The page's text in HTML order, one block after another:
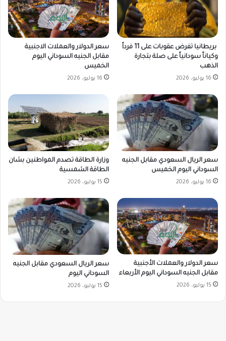
بريطانيا تفرض عقوبات على 11 فرداً
وكياناً سودانياً على صلة بتجارة
الذهب
16 يوليو، 2026
سعر الدولار والعملات الاجنبية
مقابل الجنيه السوداني اليوم
الخميس
16 يوليو، 2026
سعر الريال السعودي مقابل الجنيه
السوداني اليوم الخميس
16 يوليو، 2026
وزارة الطاقة تصدم المواطنين بشان
الطاقة الشمسية
15 يوليو، 2026
سعر الدولار والعملات الأجنبية
مقابل الجنيه السوداني اليوم الأربعاء
15 يوليو، 2026
سعر الريال السعودي مقابل الجنيه
السوداني اليوم
15 يوليو، 2026